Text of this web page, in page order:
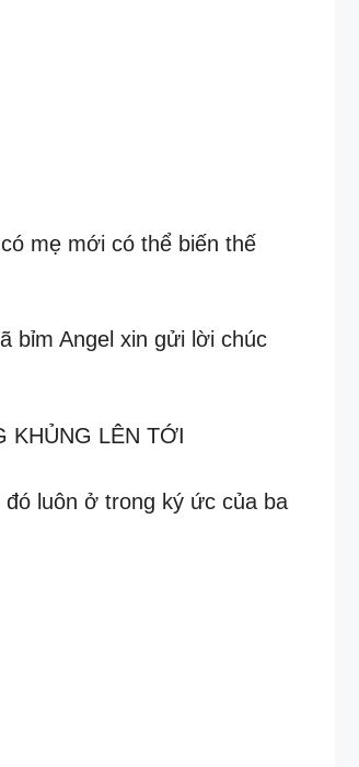
mẹ mới có thể biến thế
bỉm Angel xin gửi lời chúc
KHỦNG LÊN TỚI
luôn ở trong ký ức của ba